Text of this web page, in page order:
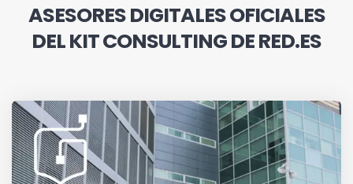
ASESORES DIGITALES OFICIALES
DEL KIT CONSULTING DE RED.ES